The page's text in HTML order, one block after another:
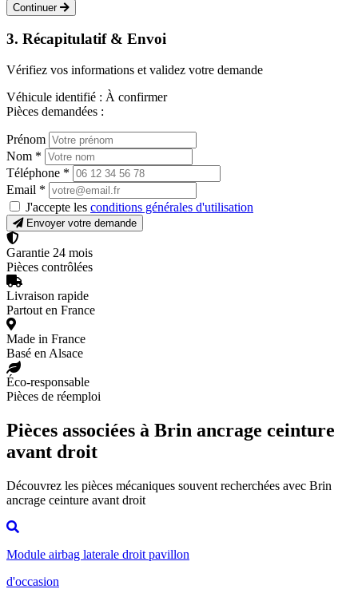
Continuer
3. Récapitulatif & Envoi
Vérifiez vos informations et validez votre demande
Véhicule identifié : À confirmer
Pièces demandées :
Prénom
Nom *
Téléphone *
Email *
J'accepte les conditions générales d'utilisation
Envoyer votre demande
Garantie 24 mois
Pièces contrôlées
Livraison rapide
Partout en France
Made in France
Basé en Alsace
Éco-responsable
Pièces de réemploi
Pièces associées à Brin ancrage ceinture
avant droit
Découvrez les pièces mécaniques souvent recherchées avec Brin
ancrage ceinture avant droit
Module airbag laterale droit pavillon
d'occasion